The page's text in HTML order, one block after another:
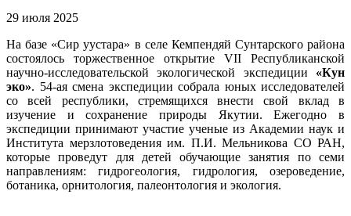
29 июля 2025
На базе «Сир уустара» в селе Кемпендяй Сунтарского района
состоялось торжественное открытие VII Республиканской
научно-исследовательской экологической экспедиции «Кун
эко». 54-ая смена экспедиции собрала юных исследователей
со всей республики, стремящихся внести свой вклад в
изучение и сохранение природы Якутии. Ежегодно в
экспедиции принимают участие ученые из Академии наук и
Института мерзлотоведения им. П.И. Мельникова СО РАН,
которые проведут для детей обучающие занятия по семи
направлениям: гидрогеология, гидрология, озероведение,
ботаника, орнитология, палеонтология и экология.